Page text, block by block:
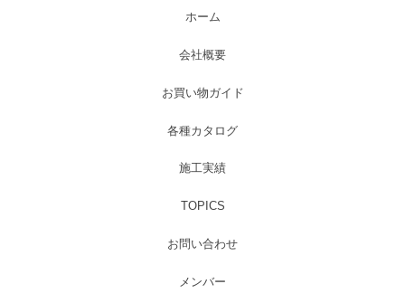
ホーム
会社概要
お買い物ガイド
各種カタログ
施工実績
TOPICS
お問い合わせ
メンバー